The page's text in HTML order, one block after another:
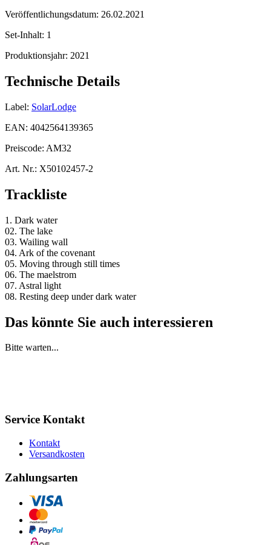
Veröffentlichungsdatum: 26.02.2021
Set-Inhalt: 1
Produktionsjahr: 2021
Technische Details
Label: SolarLodge
EAN: 4042564139365
Preiscode: AM32
Art. Nr.: X50102457-2
Trackliste
1. Dark water
02. The lake
03. Wailing wall
04. Ark of the covenant
05. Moving through still times
06. The maelstrom
07. Astral light
08. Resting deep under dark water
Das könnte Sie auch interessieren
Bitte warten...
Service Kontakt
Kontakt
Versandkosten
Zahlungsarten